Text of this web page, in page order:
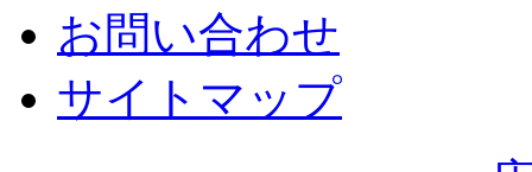
お問い合わせ
サイトマップ